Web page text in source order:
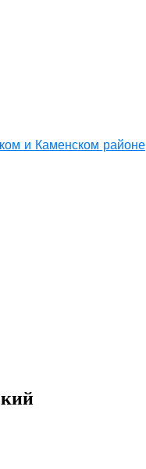
и Каменском районе